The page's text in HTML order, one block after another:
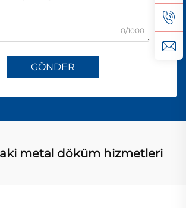
0/1000
GÖNDER
metal döküm hizmetleri